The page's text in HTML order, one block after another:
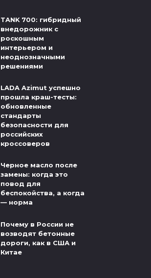
TANK 700: гибридный
внедорожник с
роскошным
интерьером и
неоднозначными
решениями
LADA Azimut успешно
прошла краш-тесты:
обновленные
стандарты
безопасности для
российских
кроссоверов
Черное масло после
замены: когда это
повод для
беспокойства, а когда
— норма
Почему в России не
возводят бетонные
дороги, как в США и
Китае